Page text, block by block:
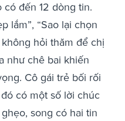
đến 12 dòng tin.
lắm”, “Sao lại chọn
hỏi thăm để chị
như chê bai khiến
Cô gái trẻ bối rối
có một số lời chúc
song có hai tin